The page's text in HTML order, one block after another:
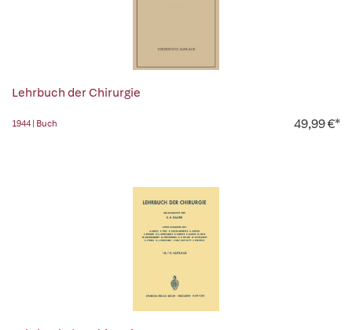
Lehrbuch der Chirurgie
1944 | Buch 49,99 €*